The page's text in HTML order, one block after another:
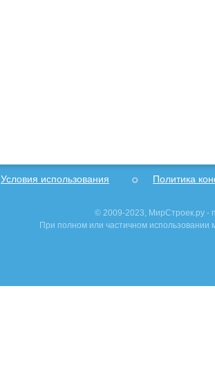
Условия использования Политика
© 2009-2023, МирСтроек.ру -
При полном или частичном использовании